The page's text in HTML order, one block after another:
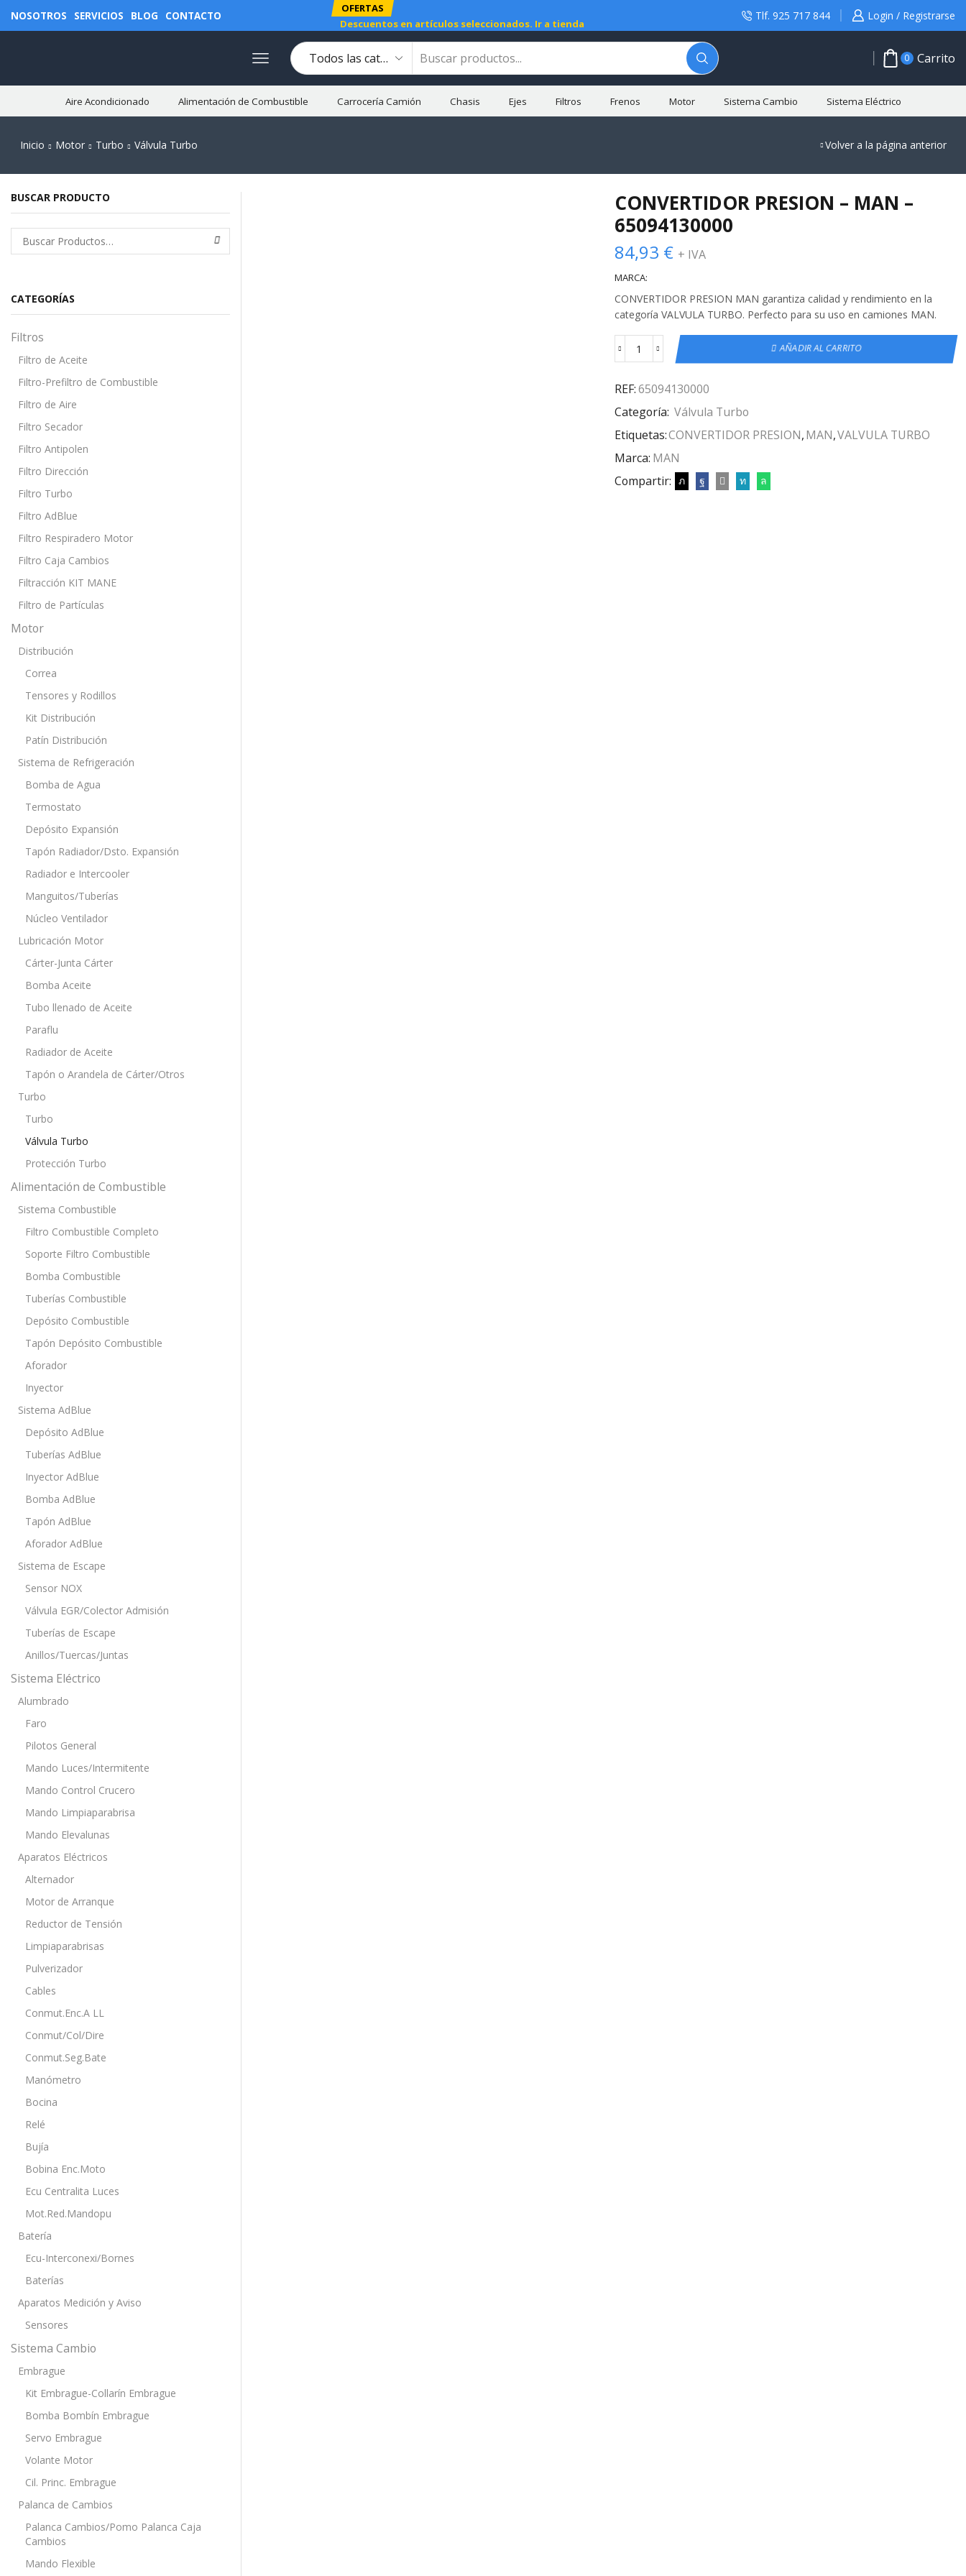
NOSOTROS SERVICIOS BLOG CONTACTO
OFERTAS
Descuentos en artículos seleccionados. Ir a tienda
Tlf. 925 717 844 Login / Registrarse
0 Carrito
Aire Acondicionado Alimentación de Combustible Carrocería Camión Chasis Ejes Filtros Frenos Motor Sistema Cambio Sistema Eléctrico
Inicio Motor Turbo Válvula Turbo Volver a la página anterior
CONVERTIDOR PRESION – MAN –
65094130000
84,93 € + IVA
MARCA:
CONVERTIDOR PRESION MAN garantiza calidad y rendimiento en la
categoría VALVULA TURBO. Perfecto para su uso en camiones MAN.
AÑADIR AL CARRITO
REF:65094130000
Categoría: Válvula Turbo
Etiquetas:CONVERTIDOR PRESION,MAN,VALVULA TURBO
Marca: MAN
Compartir:
BUSCAR PRODUCTO
CATEGORÍAS
Filtros
Filtro de Aceite
Filtro-Prefiltro de Combustible
Filtro de Aire
Filtro Secador
Filtro Antipolen
Filtro Dirección
Filtro Turbo
Filtro AdBlue
Filtro Respiradero Motor
Filtro Caja Cambios
Filtracción KIT MANE
Filtro de Partículas
Motor
Distribución
Correa
Tensores y Rodillos
Kit Distribución
Patín Distribución
Sistema de Refrigeración
Bomba de Agua
Termostato
Depósito Expansión
Tapón Radiador/Dsto. Expansión
Radiador e Intercooler
Manguitos/Tuberías
Núcleo Ventilador
Lubricación Motor
Cárter-Junta Cárter
Bomba Aceite
Tubo llenado de Aceite
Paraflu
Radiador de Aceite
Tapón o Arandela de Cárter/Otros
Turbo
Turbo
Válvula Turbo
Protección Turbo
Alimentación de Combustible
Sistema Combustible
Filtro Combustible Completo
Soporte Filtro Combustible
Bomba Combustible
Tuberías Combustible
Depósito Combustible
Tapón Depósito Combustible
Aforador
Inyector
Sistema AdBlue
Depósito AdBlue
Tuberías AdBlue
Inyector AdBlue
Bomba AdBlue
Tapón AdBlue
Aforador AdBlue
Sistema de Escape
Sensor NOX
Válvula EGR/Colector Admisión
Tuberías de Escape
Anillos/Tuercas/Juntas
Sistema Eléctrico
Alumbrado
Faro
Pilotos General
Mando Luces/Intermitente
Mando Control Crucero
Mando Limpiaparabrisa
Mando Elevalunas
Aparatos Eléctricos
Alternador
Motor de Arranque
Reductor de Tensión
Limpiaparabrisas
Pulverizador
Cables
Conmut.Enc.A LL
Conmut/Col/Dire
Conmut.Seg.Bate
Manómetro
Bocina
Relé
Bujía
Bobina Enc.Moto
Ecu Centralita Luces
Mot.Red.Mandopu
Batería
Ecu-Interconexi/Bornes
Baterías
Aparatos Medición y Aviso
Sensores
Sistema Cambio
Embrague
Kit Embrague-Collarín Embrague
Bomba Bombín Embrague
Servo Embrague
Volante Motor
Cil. Princ. Embrague
Palanca de Cambios
Palanca Cambios/Pomo Palanca Caja
Cambios
Mando Flexible